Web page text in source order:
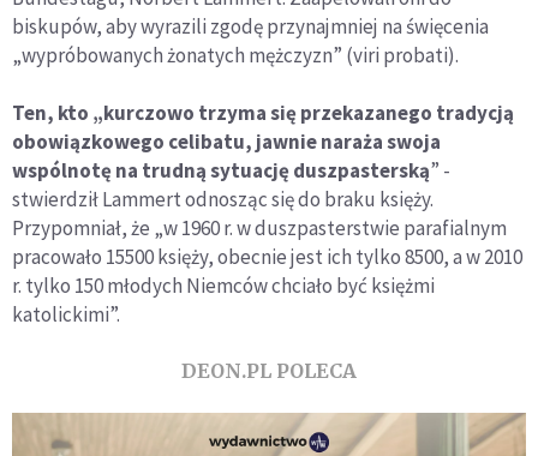
biskupów, aby wyrazili zgodę przynajmniej na święcenia
„wypróbowanych żonatych mężczyzn” (viri probati).
Ten, kto „kurczowo trzyma się przekazanego tradycją
obowiązkowego celibatu, jawnie naraża swoja
wspólnotę na trudną sytuację duszpasterską” -
stwierdził Lammert odnosząc się do braku księży.
Przypomniał, że „w 1960 r. w duszpasterstwie parafialnym
pracowało 15500 księży, obecnie jest ich tylko 8500, a w 2010
r. tylko 150 młodych Niemców chciało być księżmi
katolickimi”.
DEON.PL POLECA